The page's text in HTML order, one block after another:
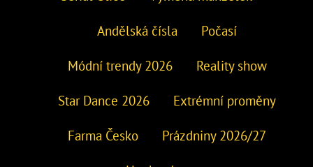
Andělská čísla Počasí
Módní trendy 2026 Reality show
Star Dance 2026 Extrémní proměny
Farma Česko Prázdniny 2026/27